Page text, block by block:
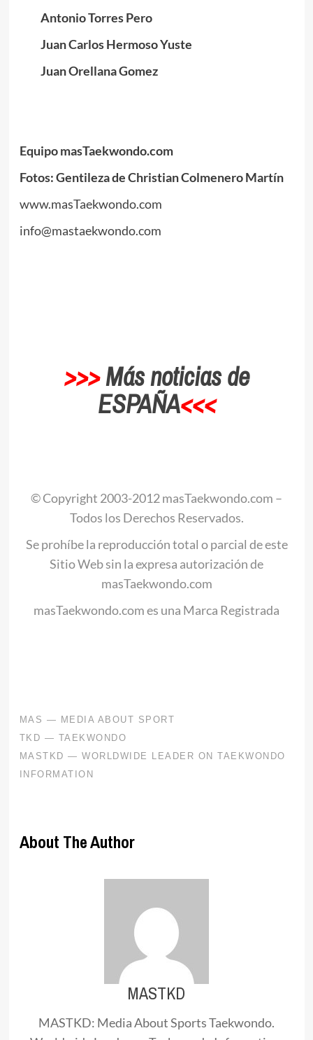
Antonio Torres Pero
Juan Carlos Hermoso Yuste
Juan Orellana Gomez
Equipo masTaekwondo.com
Fotos: Gentileza de Christian Colmenero Martín
www.masTaekwondo.com
info@mastaekwondo.com
>>>Más noticias de
ESPAÑA<<<
© Copyright 2003-2012 masTaekwondo.com –
Todos los Derechos Reservados.
Se prohíbe la reproducción total o parcial de este
Sitio Web sin la expresa autorización de
masTaekwondo.com
masTaekwondo.com es una Marca Registrada
About The Author
MASTKD
MASTKD: Media About Sports Taekwondo.